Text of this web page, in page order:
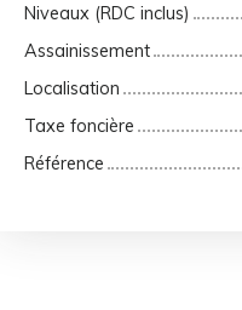
Niveaux (RDC inclus)
Assainissement
Localisation
Taxe foncière
Référence